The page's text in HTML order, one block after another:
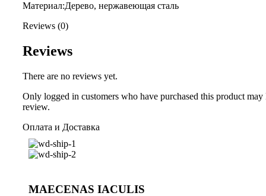
Материал:Дерево, нержавеющая сталь
Reviews (0)
Reviews
There are no reviews yet.
Only logged in customers who have purchased this product may
review.
Оплата и Доставка
MAECENAS IACULIS